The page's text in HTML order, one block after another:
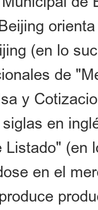
(en lo
de
y
en
Listado" (en
en el